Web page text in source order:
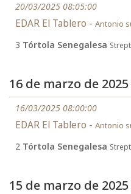
20/03/2025 08:05:00
EDAR El Tablero - Antonio
3 Tórtola Senegalesa
16 de marzo de 2025
16/03/2025 08:00:00
EDAR El Tablero - Antonio
2 Tórtola Senegalesa
15 de marzo de 2025